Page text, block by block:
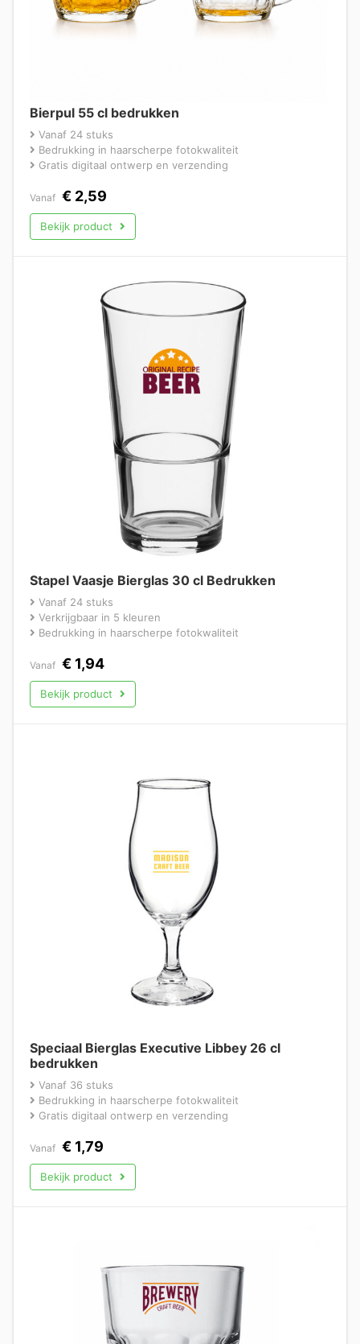
Bierpul 55 cl bedrukken
Vanaf 24 stuks
Bedrukking in haarscherpe fotokwaliteit
Gratis digitaal ontwerp en verzending
Vanaf € 2,59
Bekijk product
Stapel Vaasje Bierglas 30 cl Bedrukken
Vanaf 24 stuks
Verkrijgbaar in 5 kleuren
Bedrukking in haarscherpe fotokwaliteit
Vanaf € 1,94
Bekijk product
Speciaal Bierglas Executive Libbey 26 cl
bedrukken
Vanaf 36 stuks
Bedrukking in haarscherpe fotokwaliteit
Gratis digitaal ontwerp en verzending
Vanaf € 1,79
Bekijk product